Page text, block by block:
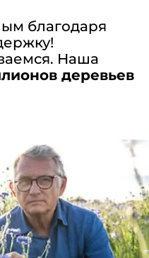
благодаря
Наша
деревьев